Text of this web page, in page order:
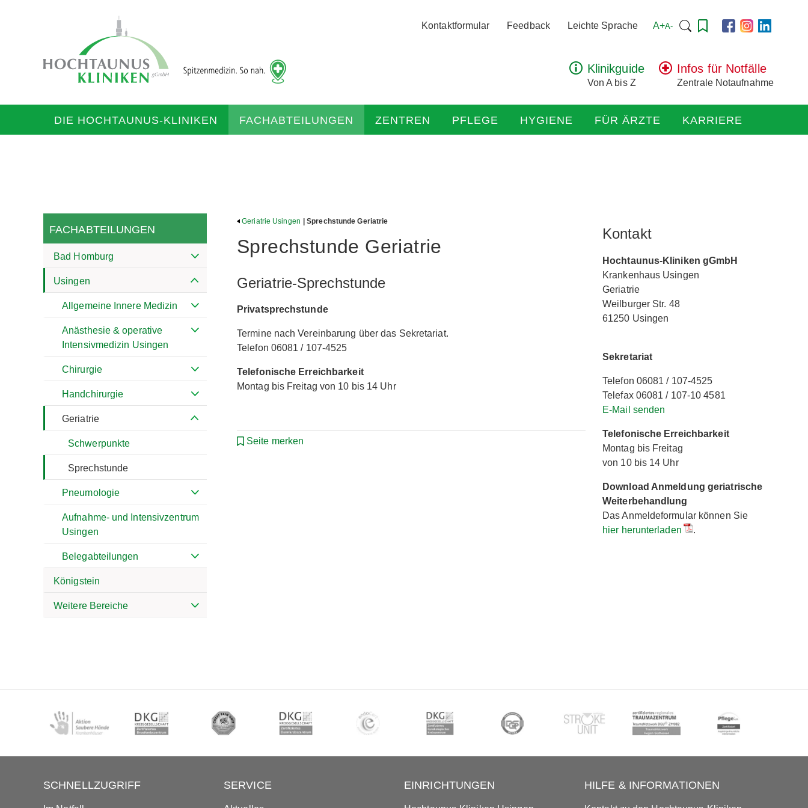
zur
Startseite
Kontaktformular Feedback Leichte Sprache A+A- Suchen
Klinikguide
Von A bis Z
Infos für Notfälle
Zentrale Notaufnahme
DIE HOCHTAUNUS-KLINIKEN FACHABTEILUNGEN ZENTREN PFLEGE HYGIENE FÜR ÄRZTE KARRIERE
FACHABTEILUNGEN
Bad Homburg
Usingen
Allgemeine Innere Medizin
Anästhesie & operative
Intensivmedizin Usingen
Chirurgie
Handchirurgie
Geriatrie
Schwerpunkte
Sprechstunde
Pneumologie
Aufnahme- und Intensivzentrum
Usingen
Belegabteilungen
Königstein
Weitere Bereiche
Geriatrie Usingen | Sprechstunde Geriatrie
Sprechstunde Geriatrie
Geriatrie-Sprechstunde
Privatsprechstunde
Termine nach Vereinbarung über das Sekretariat.
Telefon 06081 / 107-4525
Telefonische Erreichbarkeit
Montag bis Freitag von 10 bis 14 Uhr
Seite merken
Kontakt
Hochtaunus-Kliniken gGmbH
Krankenhaus Usingen
Geriatrie
Weilburger Str. 48
61250 Usingen
Sekretariat
Telefon 06081 / 107-4525
Telefax 06081 / 107-10 4581
E-Mail senden
Telefonische Erreichbarkeit
Montag bis Freitag
von 10 bis 14 Uhr
Download Anmeldung geriatrische
Weiterbehandlung
Das Anmeldeformular können Sie
hier herunterladen
.
SCHNELLZUGRIFF SERVICE EINRICHTUNGEN HILFE & INFORMATIONEN